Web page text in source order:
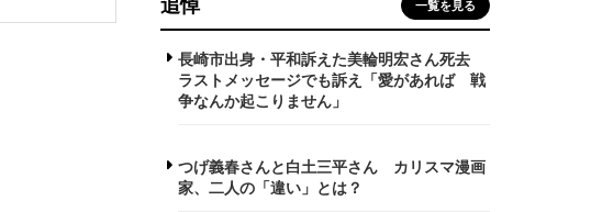
追悼 一覧を見る
長崎市出身・平和訴えた美輪明宏さん死去
ラストメッセージでも訴え「愛があれば 戦
争なんか起こりません」
つげ義春さんと白土三平さん カリスマ漫画
家、二人の「違い」とは？